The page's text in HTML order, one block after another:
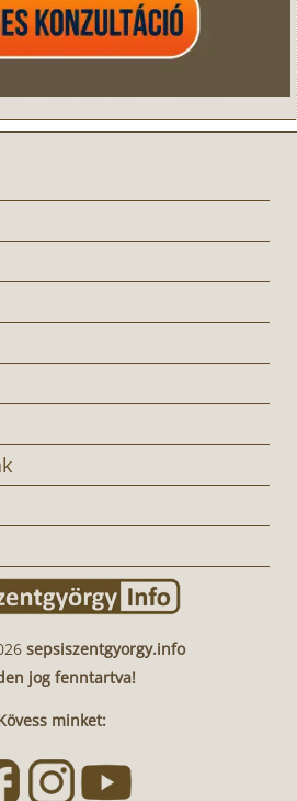
sepsiszentgyorgy.info
jog fenntartva!
minket: